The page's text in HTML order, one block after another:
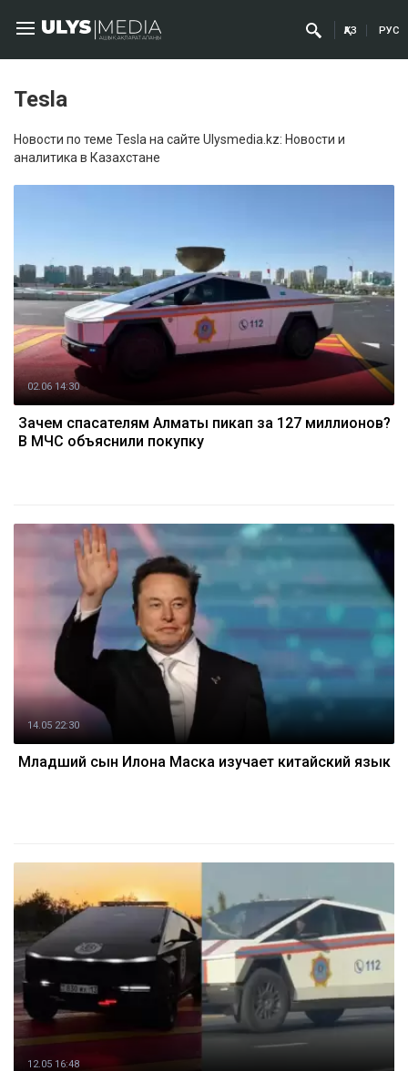
ҚАЗ РУС
Tesla
Новости по теме Tesla на сайте Ulysmedia.kz: Новости и
аналитика в Казахстане
02.06 14:30
Зачем спасателям Алматы пикап за 127 миллионов?
В МЧС объяснили покупку
14.05 22:30
Младший сын Илона Маска изучает китайский язык
12.05 16:48